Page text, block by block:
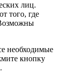
лиц.
того, где
необходимые
кнопку